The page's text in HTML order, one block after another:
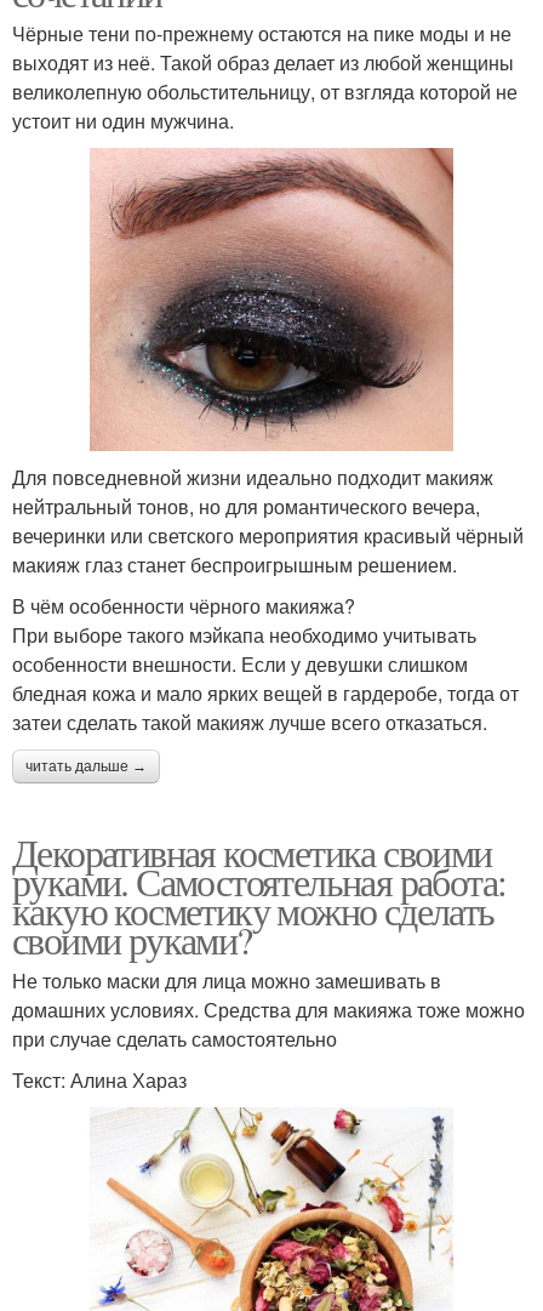
Чёрные тени по-прежнему остаются на пике моды и не
выходят из неё. Такой образ делает из любой женщины
великолепную обольстительницу, от взгляда которой не
устоит ни один мужчина.
Для повседневной жизни идеально подходит макияж
нейтральный тонов, но для романтического вечера,
вечеринки или светского мероприятия красивый чёрный
макияж глаз станет беспроигрышным решением.
В чём особенности чёрного макияжа?
При выборе такого мэйкапа необходимо учитывать
особенности внешности. Если у девушки слишком
бледная кожа и мало ярких вещей в гардеробе, тогда от
затеи сделать такой макияж лучше всего отказаться.
читать дальше →
Декоративная косметика своими
руками. Самостоятельная работа:
какую косметику можно сделать
своими руками?
Не только маски для лица можно замешивать в
домашних условиях. Средства для макияжа тоже можно
при случае сделать самостоятельно
Текст: Алина Хараз